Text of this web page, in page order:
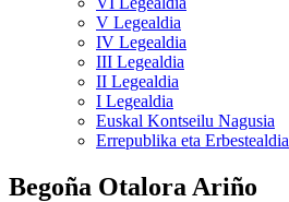
V Legealdia
IV Legealdia
III Legealdia
II Legealdia
I Legealdia
Euskal Kontseilu Nagusia
Errepublika eta Erbestealdia
Begoña Otalora Ariño